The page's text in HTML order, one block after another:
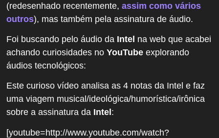
(redesenhado recentemente,assim como vários
outros), mas também pela assinatura de áudio.
Foi buscando pelo áudio da Intel na web que acabei
achando curiosidades noYouTube explorando
áudios tecnológicos:
Este curioso vídeo analisa as 4 notas da Intel e faz
uma viagem musical/ideológica/humorística/irônica
sobre a assinatura da Intel :
[youtube=http://www.youtube.com/watch?